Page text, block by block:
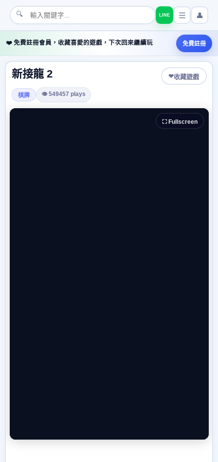
🔍 LINE 👤
❤️ 免費註冊會員，收藏喜愛的遊戲，下次回來繼續玩 免費註冊
新接龍 2 ❤收藏遊戲
棋牌 👁 549457 plays
⛶ Fullscreen